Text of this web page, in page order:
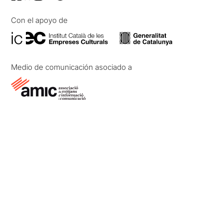
Con el apoyo de
Medio de comunicación asociado a